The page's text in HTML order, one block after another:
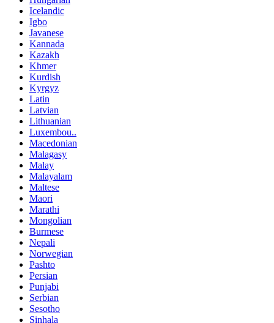
Icelandic
Igbo
Javanese
Kannada
Kazakh
Khmer
Kurdish
Kyrgyz
Latin
Latvian
Lithuanian
Luxembou..
Macedonian
Malagasy
Malay
Malayalam
Maltese
Maori
Marathi
Mongolian
Burmese
Nepali
Norwegian
Pashto
Persian
Punjabi
Serbian
Sesotho
Sinhala